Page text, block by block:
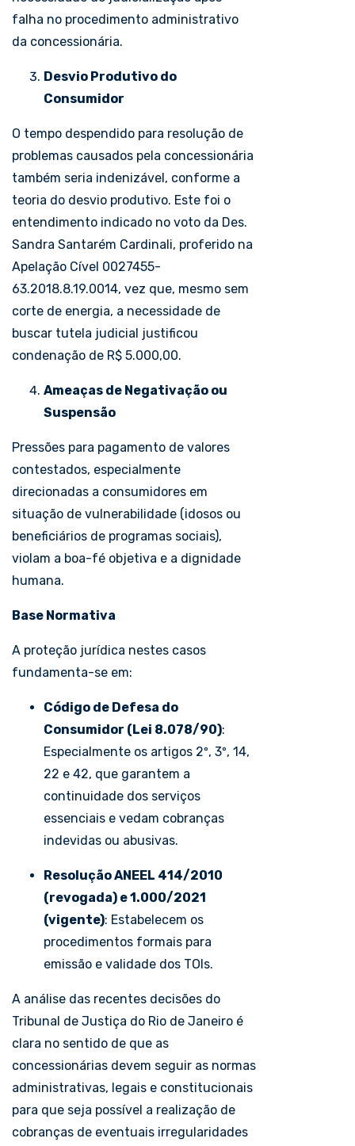
falha no procedimento administrativo
da concessionária.
Desvio Produtivo do
Consumidor
O tempo despendido para resolução de
problemas causados pela concessionária
também seria indenizável, conforme a
teoria do desvio produtivo. Este foi o
entendimento indicado no voto da Des.
Sandra Santarém Cardinali, proferido na
Apelação Cível 0027455-
63.2018.8.19.0014, vez que, mesmo sem
corte de energia, a necessidade de
buscar tutela judicial justificou
condenação de R$ 5.000,00.
Ameaças de Negativação ou
Suspensão
Pressões para pagamento de valores
contestados, especialmente
direcionadas a consumidores em
situação de vulnerabilidade (idosos ou
beneficiários de programas sociais),
violam a boa-fé objetiva e a dignidade
humana.
Base Normativa
A proteção jurídica nestes casos
fundamenta-se em:
Código de Defesa do
Consumidor (Lei 8.078/90):
Especialmente os artigos 2º, 3º, 14,
22 e 42, que garantem a
continuidade dos serviços
essenciais e vedam cobranças
indevidas ou abusivas.
Resolução ANEEL 414/2010
(revogada) e 1.000/2021
(vigente): Estabelecem os
procedimentos formais para
emissão e validade dos TOIs.
A análise das recentes decisões do
Tribunal de Justiça do Rio de Janeiro é
clara no sentido de que as
concessionárias devem seguir as normas
administrativas, legais e constitucionais
para que seja possível a realização de
cobranças de eventuais irregularidades